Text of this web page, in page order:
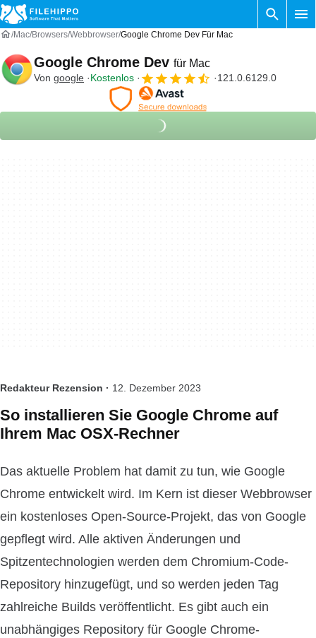
Mac Browsers Webbrowser Google Chrome Dev Für Mac
Google Chrome Dev für Mac
Von google Kostenlos 121.0.6129.0
Redakteur Rezension · 12. Dezember 2023
So installieren Sie Google Chrome auf
Ihrem Mac OSX-Rechner
Das aktuelle Problem hat damit zu tun, wie Google
Chrome entwickelt wird. Im Kern ist dieser Webbrowser
ein kostenloses Open-Source-Projekt, das von Google
gepflegt wird. Alle aktiven Änderungen und
Spitzentechnologien werden dem Chromium-Code-
Repository hinzugefügt, und so werden jeden Tag
zahlreiche Builds veröffentlicht. Es gibt auch ein
unabhängiges Repository für Google Chrome-